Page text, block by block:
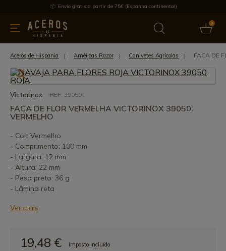
Envio grátis a partir de 75€ (Espanha continental)
0
& Utensílios de cozinha Oferece Últimas notícias
Aceros de Hispania Amêijoas Razor Canivetes Agrícolas FACA DE
Victorinox REF: 39050
FACA DE FLOR VERMELHA VICTORINOX 39050.
VERMELHO
- Cor: Vermelho
- Comprimento: 100 mm
- Largura: 12 mm
- Altura: 22 mm
- Peso preto: 36 g
- Lâmina reta
Ver mais
19,48 € Imposto incluído